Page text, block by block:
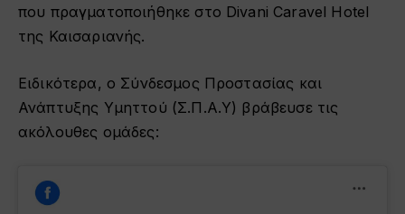
που πραγματοποιήθηκε στο Divani Caravel Hotel
της Καισαριανής.
Ειδικότερα, ο Σύνδεσμος Προστασίας και
Ανάπτυξης Υμηττού (Σ.Π.Α.Υ) βράβευσε τις
ακόλουθες ομάδες: